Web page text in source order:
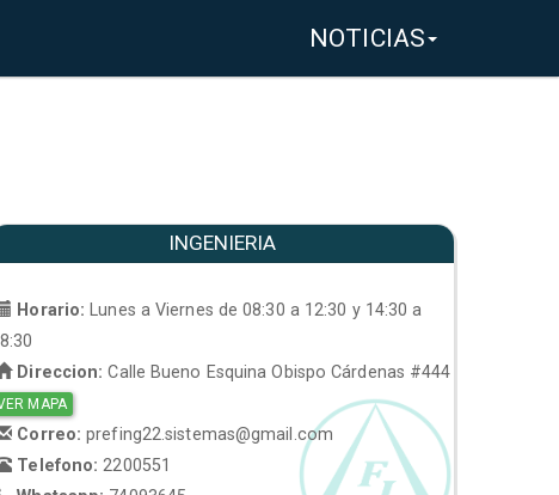
NOTICIAS
INGENIERIA
Horario:
Lunes a Viernes de 08:30 a 12:30 y 14:30 a
Direccion: Calle Bueno Esquina Obispo Cárdenas #444
MAPA
Correo:prefing22.sistemas@gmail.com
Telefono: 2200551